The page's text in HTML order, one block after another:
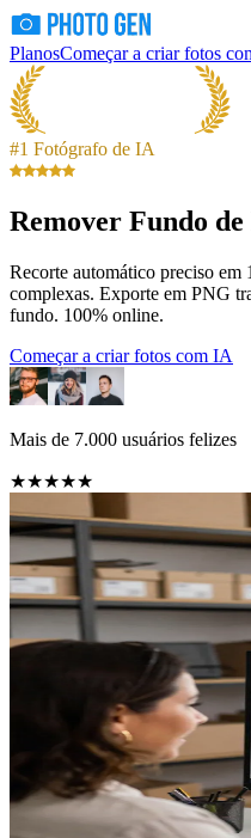
PlanosComeçar a criar fotos
#1 Fotógrafo de IA
Remover Fundo
Recorte automático preciso em
complexas. Exporte em PNG
fundo. 100% online.
Começar a criar fotos com IA
Mais de 7.000 usuários felizes
★★★★★